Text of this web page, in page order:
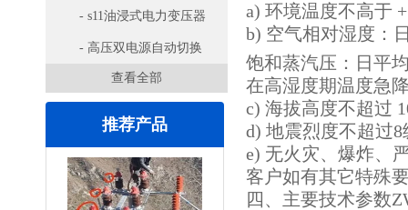
- s11油浸式电力变压器
- 高压双电源自动切换
查看全部
推荐产品
a) 环境温度不高于
b) 空气相对湿度：
饱和蒸汽压：日平
在高湿度期温度急
c) 海拔高度不超过
d) 地震烈度不超过8
e) 无火灾、爆炸、
客户如有其它特殊
四、主要技术参数